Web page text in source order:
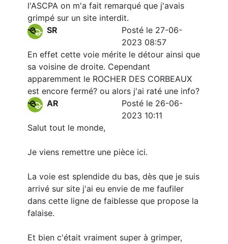
l'ASCPA on m'a fait remarqué que j'avais
grimpé sur un site interdit.
SR
Posté le 27-06-
2023 08:57
En effet cette voie mérite le détour ainsi que
sa voisine de droite. Cependant
apparemment le ROCHER DES CORBEAUX
est encore fermé? ou alors j'ai raté une info?
AR
Posté le 26-06-
2023 10:11
Salut tout le monde,
Je viens remettre une pièce ici.
La voie est splendide du bas, dès que je suis
arrivé sur site j'ai eu envie de me faufiler
dans cette ligne de faiblesse que propose la
falaise.
Et bien c'était vraiment super à grimper,